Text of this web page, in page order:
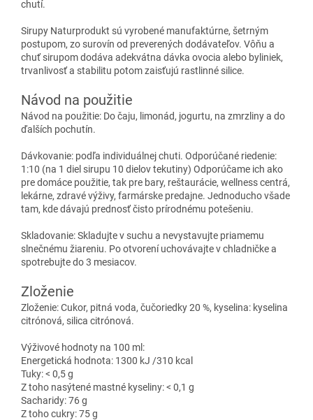
chutí.
Sirupy Naturprodukt sú vyrobené manufaktúrne, šetrným
postupom, zo surovín od preverených dodávateľov. Vôňu a
chuť sirupom dodáva adekvátna dávka ovocia alebo byliniek,
trvanlivosť a stabilitu potom zaisťujú rastlinné silice.
Návod na použitie
Návod na použitie: Do čaju, limonád, jogurtu, na zmrzliny a do
ďalších pochutín.
Dávkovanie: podľa individuálnej chuti. Odporúčané riedenie:
1:10 (na 1 diel sirupu 10 dielov tekutiny) Odporúčame ich ako
pre domáce použitie, tak pre bary, reštaurácie, wellness centrá,
lekárne, zdravé výživy, farmárske predajne. Jednoducho všade
tam, kde dávajú prednosť čisto prírodnému potešeniu.
Skladovanie: Skladujte v suchu a nevystavujte priamemu
slnečnému žiareniu. Po otvorení uchovávajte v chladničke a
spotrebujte do 3 mesiacov.
Zloženie
Zloženie: Cukor, pitná voda, čučoriedky 20 %, kyselina: kyselina
citrónová, silica citrónová.
Výživové hodnoty na 100 ml:
Energetická hodnota: 1300 kJ /310 kcal
Tuky: < 0,5 g
Z toho nasýtené mastné kyseliny: < 0,1 g
Sacharidy: 76 g
Z toho cukry: 75 g